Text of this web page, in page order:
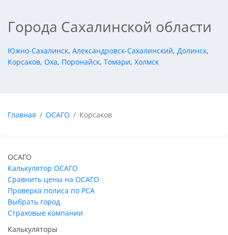
Города Сахалинской области
Южно-Сахалинск, Александровск-Сахалинский, Долинск,
Корсаков, Оха, Поронайск, Томари, Холмск
Главная ОСАГО Корсаков
ОСАГО
Калькулятор ОСАГО
Сравнить цены на ОСАГО
Проверка полиса по РСА
Выбрать город
Страховые компании
Калькуляторы